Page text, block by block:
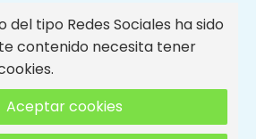
del tipo Redes Sociales ha sido
contenido necesita tener
Aceptar cookies